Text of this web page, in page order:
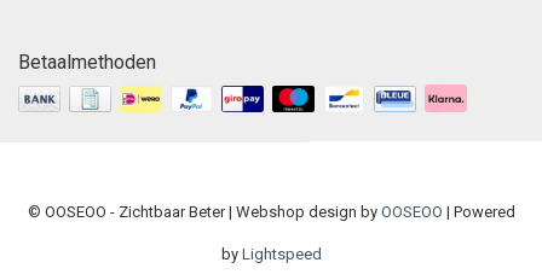
Betaalmethoden
© OOSEOO - Zichtbaar Beter | Webshop design by OOSEOO | Powered
by Lightspeed